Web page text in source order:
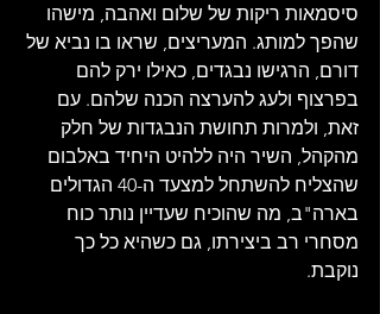
סיסמאות ריקות של שלום ואהבה, מישהו
שהפך למותג. המעריצים, שראו בו נביא של
דורם, הרגישו נבגדים, כאילו ירק להם
בפרצוף ולעג להערצה הכנה שלהם. עם
זאת, ולמרות תחושת הנבגדות של חלק
מהקהל, השיר היה ללהיט היחיד באלבום
שהצליח להשתחל למצעד ה-40 הגדולים
בארה"ב, מה שהוכיח שעדיין נותר כוח
מסחרי רב ביצירתו, גם כשהיא כל כך
נוקבת.